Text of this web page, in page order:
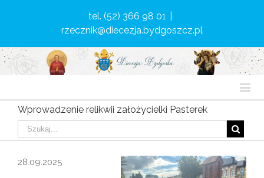
tel. (52) 366 98 01
rzecznik@diecezja.bydgoszcz.pl
Wprowadzenie relikwii założycielki Pasterek
28.09.2025